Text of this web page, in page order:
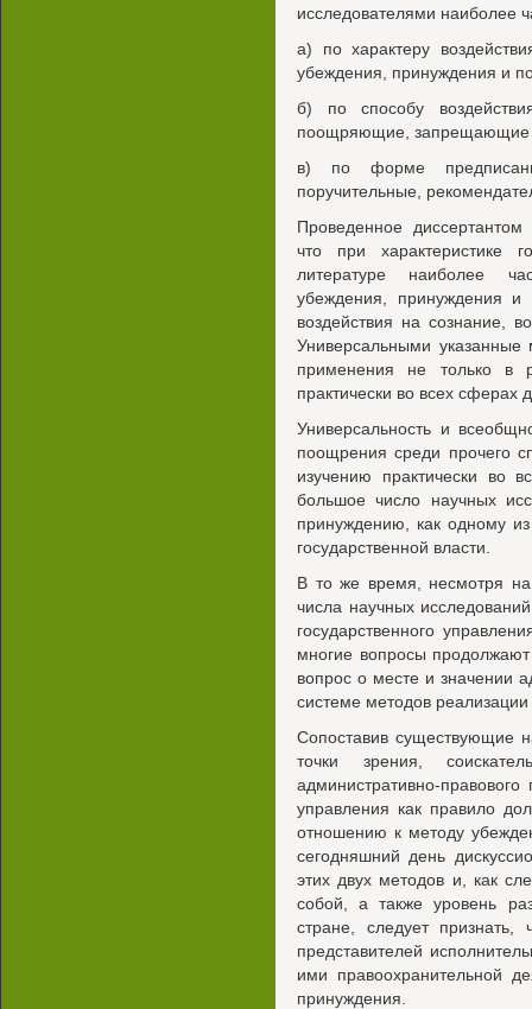
исследователями наиболее
а) по характеру
убеждения, принуждения и
б) по способу
поощряющие, запрещающие
в) по форме
поручительные,
Проведенное
что при характеристике
литературе наиболее
убеждения, принуждения и
воздействия на сознание,
Универсальными
применения не только в
практически во всех сферах
Универсальность и
поощрения среди прочего
изучению практически во
большое число научных
принуждению, как одному
государственной власти.
В то же время, несмотря
числа научных
государственного
многие вопросы
вопрос о месте и значении
системе методов
Сопоставив существующие
точки зрения,
административно-
управления как правило
отношению к методу
сегодняшний день
этих двух методов и, как
собой, а также уровень
стране, следует
представителей
ими правоохранительной
принуждения.